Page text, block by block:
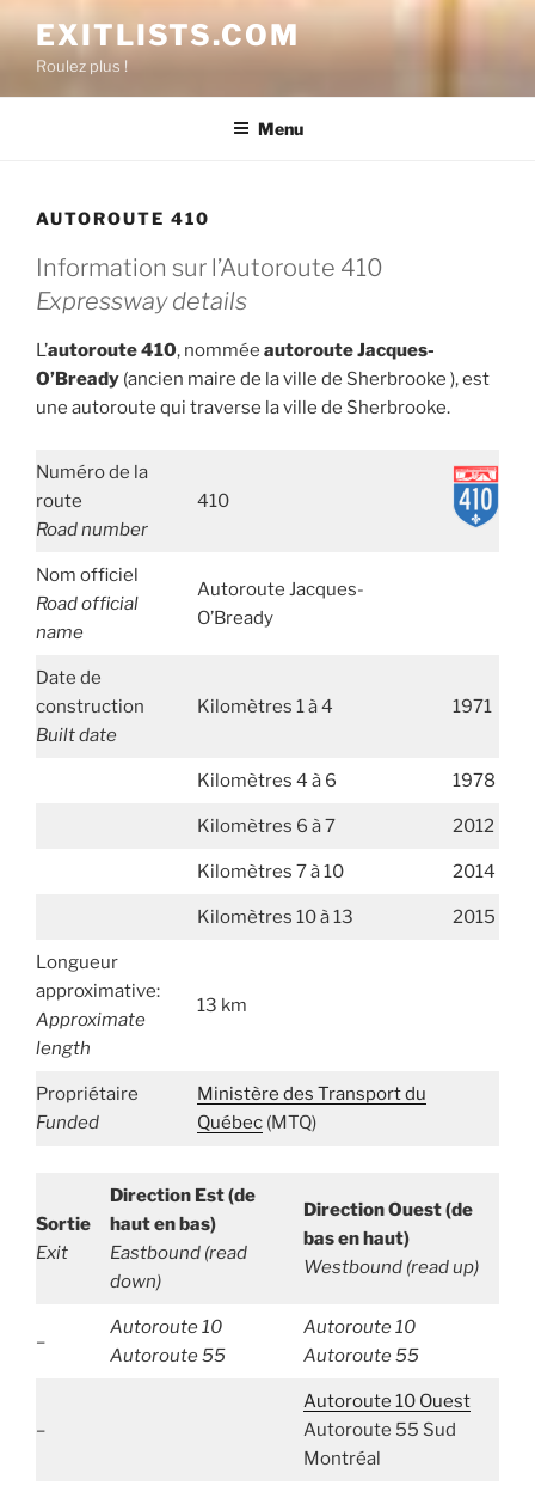
contenu
EXITLISTS.COM
Roulez plus !
Menu
AUTOROUTE 410
Information sur l’Autoroute 410
Expressway details
L’autoroute 410, nommée autoroute Jacques-
O’Bready (ancien maire de la ville de Sherbrooke ), est
une autoroute qui traverse la ville de Sherbrooke.
Numéro de la
route
Road number
410
Nom officiel
Road official
name
Autoroute Jacques-
O’Bready
Date de
construction
Built date
Kilomètres 1 à 4 1971
Kilomètres 4 à 6 1978
Kilomètres 6 à 7 2012
Kilomètres 7 à 10 2014
Kilomètres 10 à 13 2015
Longueur
approximative:
Approximate
length
13 km
Propriétaire
Funded
Ministère des Transport du
Québec(MTQ)
Sortie
Exit
Direction Est (de
haut en bas)
Eastbound (read
down)
Direction Ouest (de
bas en haut)
Westbound (read up)
–
Autoroute 10
Autoroute 55
Autoroute 10
Autoroute 55
–
Autoroute 10Ouest
Autoroute 55 Sud
Montréal